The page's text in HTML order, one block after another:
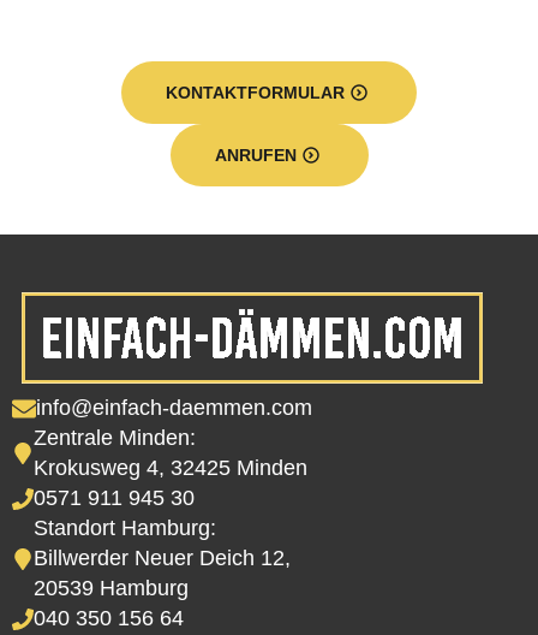
KONTAKTFORMULAR
ANRUFEN
info@einfach-daemmen.com
Zentrale Minden:
Krokusweg 4, 32425 Minden
0571 911 945 30
Standort Hamburg:
Billwerder Neuer Deich 12,
20539 Hamburg
040 350 156 64